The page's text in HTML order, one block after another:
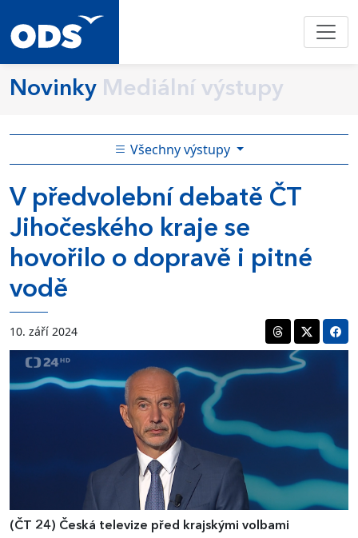
Novinky Mediální výstupy
Všechny výstupy
V předvolební debatě ČT
Jihočeského kraje se
hovořilo o dopravě i pitné
vodě
10. září 2024
(ČT 24) Česká televize před krajskými volbami